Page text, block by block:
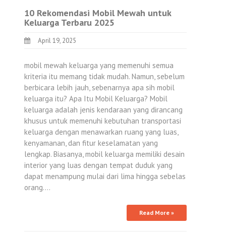
10 Rekomendasi Mobil Mewah untuk
Keluarga Terbaru 2025
April 19, 2025
mobil mewah keluarga yang memenuhi semua
kriteria itu memang tidak mudah. Namun, sebelum
berbicara lebih jauh, sebenarnya apa sih mobil
keluarga itu? Apa Itu Mobil Keluarga? Mobil
keluarga adalah jenis kendaraan yang dirancang
khusus untuk memenuhi kebutuhan transportasi
keluarga dengan menawarkan ruang yang luas,
kenyamanan, dan fitur keselamatan yang
lengkap. Biasanya, mobil keluarga memiliki desain
interior yang luas dengan tempat duduk yang
dapat menampung mulai dari lima hingga sebelas
orang.…
Read More »